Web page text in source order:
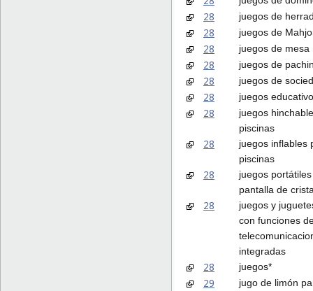
28 juegos de
28 juegos de
28 juegos de mesa
28 juegos de
28 juegos de
28 juegos
28
juegos
piscinas
28
juegos inflables
piscinas
28
juegos
pantalla de
28
juegos y
con funciones
integradas
28 juegos*
29
jugo de limón